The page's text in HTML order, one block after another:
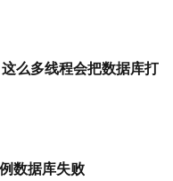
么多线程会把数据库打
数据库失败